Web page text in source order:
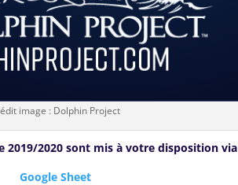
image : Dolphin Project
2019/2020 sont mis à votre disposition
Google Sheet